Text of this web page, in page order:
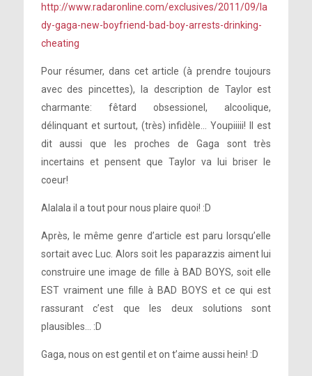
http://www.radaronline.com/exclusives/2011/09/la
dy-gaga-new-boyfriend-bad-boy-arrests-drinking-
cheating
Pour résumer, dans cet article (à prendre toujours
avec des pincettes), la description de Taylor est
charmante: fêtard obsessionel, alcoolique,
délinquant et surtout, (très) infidèle… Youpiiiii! Il est
dit aussi que les proches de Gaga sont très
incertains et pensent que Taylor va lui briser le
coeur!
Alalala il a tout pour nous plaire quoi! :D
Après, le même genre d’article est paru lorsqu’elle
sortait avec Luc. Alors soit les paparazzis aiment lui
construire une image de fille à BAD BOYS, soit elle
EST vraiment une fille à BAD BOYS et ce qui est
rassurant c’est que les deux solutions sont
plausibles… :D
Gaga, nous on est gentil et on t’aime aussi hein! :D